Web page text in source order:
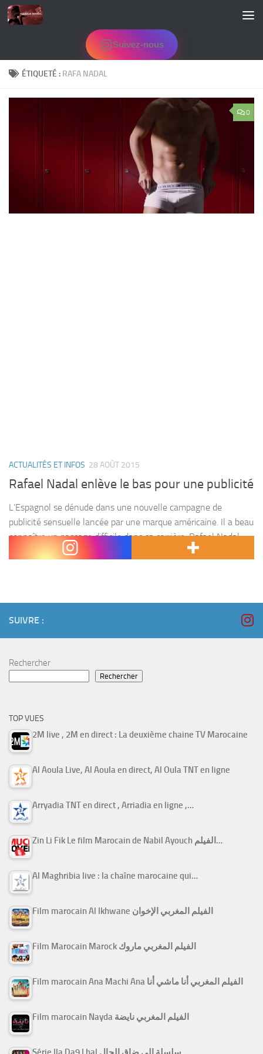
Skip to content
Suivez-nous
ÉTIQUETÉ : RAFA NADAL
0
ACTUALITÉS ET INFOS 28 AOÛT 2015
Rafael Nadal enlève le bas pour une publicité
L’Espagnol se dénude dans une nouvelle campagne de
publicité sensuelle lancée par une marque américaine. Il a beau
connaître un passage difficile dans sa carrière, Rafael Nadal
fait toujours autant vendre. Cette semaine, quelques...
SUIVRE :
Rechercher
Rechercher
TOP VUES
2M live , 2M en direct : La deuxième chaine TV Marocaine
Al Aoula Live, Al Aoula en direct, Al Oula TNT en ligne
Arryadia TNT en direct , Arriadia en ligne ,…
Zin Li Fik Le film Marocain de Nabil Ayouch الفيلم…
Al Maghribia live : la chaîne marocaine qui…
Film marocain Al Ikhwane الفيلم المغربي الإخوان
Film Marocain Marock الفيلم المغربي ماروك
Film marocain Ana Machi Ana الفيلم المغربي أنا ماشي أنا
Film marocain Nayda الفيلم المغربي نايضة